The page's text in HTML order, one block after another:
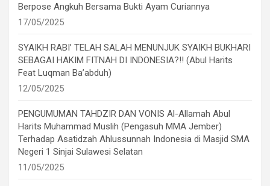
Berpose Angkuh Bersama Bukti Ayam Curiannya
17/05/2025
SYAIKH RABI’ TELAH SALAH MENUNJUK SYAIKH BUKHARI
SEBAGAI HAKIM FITNAH DI INDONESIA?!! (Abul Harits
Feat Luqman Ba’abduh)
12/05/2025
PENGUMUMAN TAHDZIR DAN VONIS Al-Allamah Abul
Harits Muhammad Muslih (Pengasuh MMA Jember)
Terhadap Asatidzah Ahlussunnah Indonesia di Masjid SMA
Negeri 1 Sinjai Sulawesi Selatan
11/05/2025